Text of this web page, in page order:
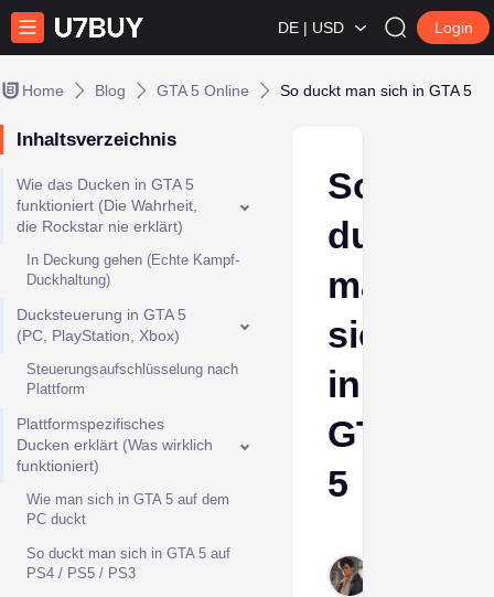
DE | USD Login
Home Blog GTA 5 Online So duckt man sich in GTA 5
Inhaltsverzeichnis
Wie das Ducken in GTA 5
funktioniert (Die Wahrheit,
die Rockstar nie erklärt)
In Deckung gehen (Echte Kampf-
Duckhaltung)
Ducksteuerung in GTA 5
(PC, PlayStation, Xbox)
Steuerungsaufschlüsselung nach
Plattform
Plattformspezifisches
Ducken erklärt (Was wirklich
funktioniert)
Wie man sich in GTA 5 auf dem
PC duckt
So duckt man sich in GTA 5 auf
PS4 / PS5 / PS3
So
duckt
man
sich
in
GTA
5